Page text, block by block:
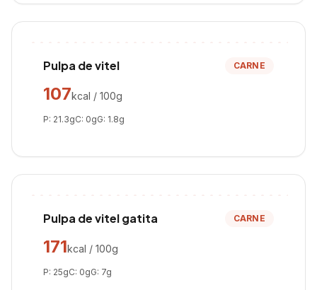
Pulpa de vitel CARNE
107kcal / 100g
P: 21.3gC: 0gG: 1.8g
Pulpa de vitel gatita CARNE
171kcal / 100g
P: 25gC: 0gG: 7g